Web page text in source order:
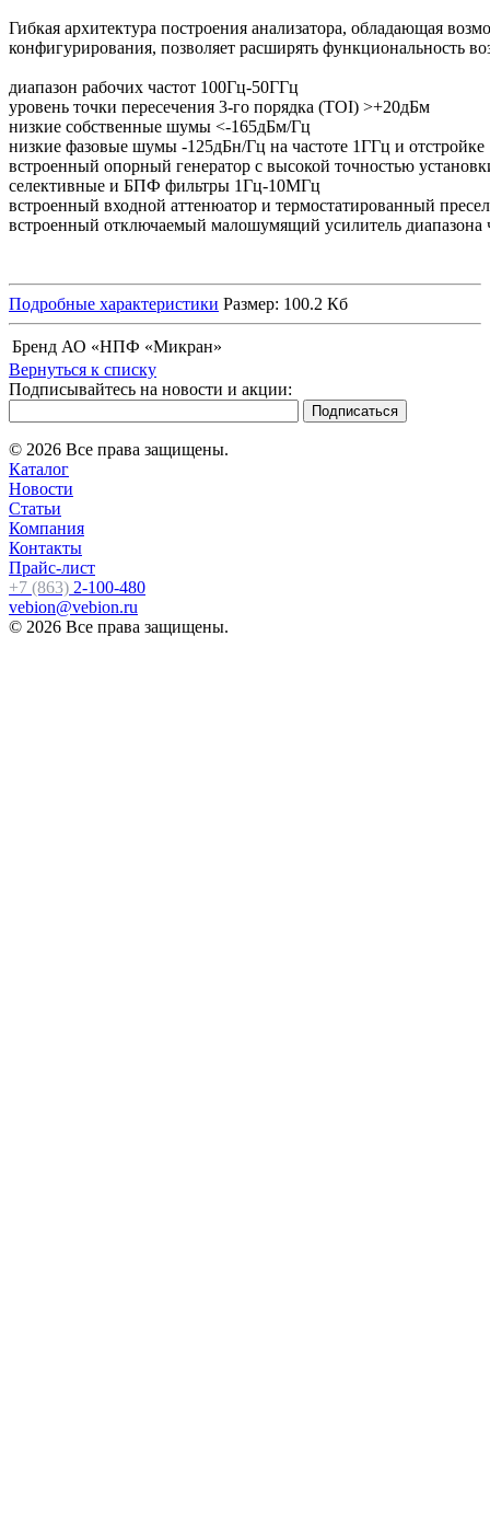
Гибкая архитектура построения анализатора, обладающая
конфигурирования, позволяет расширять функциональность
диапазон рабочих частот 100Гц-50ГГц
уровень точки пересечения 3-го порядка (ТOI) >+20дБм
низкие собственные шумы <-165дБм/Гц
низкие фазовые шумы -125дБн/Гц на частоте 1ГГц и отстройке
встроенный опорный генератор с высокой точностью
селективные и БПФ фильтры 1Гц-10МГц
встроенный входной аттенюатор и термостатированный
встроенный отключаемый малошумящий усилитель диапазона
Подробные характеристики Размер: 100.2 Кб
Бренд АО «НПФ «Микран»
Вернуться к списку
Подписывайтесь на новости и акции:
© 2026 Все права защищены.
Каталог
Новости
Статьи
Компания
Контакты
Прайс-лист
+7 (863) 2-100-480
vebion@vebion.ru
© 2026 Все права защищены.